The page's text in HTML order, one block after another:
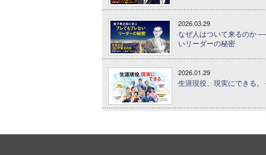
2026.03.29
なぜ人はついて来るのか
いリーダーの秘密
2026.01.29
生涯現役、現実にできる